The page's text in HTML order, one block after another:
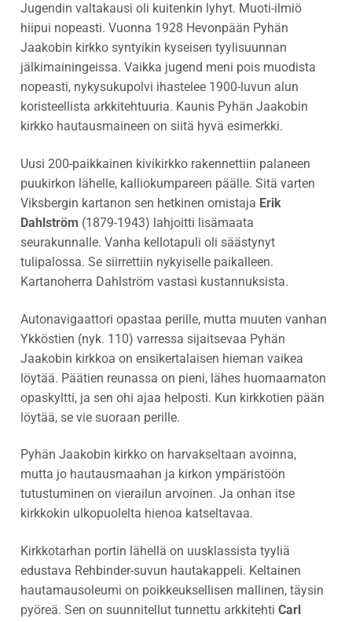
Jugendin valtakausi oli kuitenkin lyhyt. Muoti-ilmiö
hiipui nopeasti. Vuonna 1928 Hevonpään Pyhän
Jaakobin kirkko syntyikin kyseisen tyylisuunnan
jälkimainingeissa. Vaikka jugend meni pois muodista
nopeasti, nykysukupolvi ihastelee 1900-luvun alun
koristeellista arkkitehtuuria. Kaunis Pyhän Jaakobin
kirkko hautausmaineen on siitä hyvä esimerkki.
Uusi 200-paikkainen kivikirkko rakennettiin palaneen
puukirkon lähelle, kalliokumpareen päälle. Sitä varten
Viksbergin kartanon sen hetkinen omistaja Erik
Dahlström (1879-1943) lahjoitti lisämaata
seurakunnalle. Vanha kellotapuli oli säästynyt
tulipalossa. Se siirrettiin nykyiselle paikalleen.
Kartanoherra Dahlström vastasi kustannuksista.
Autonavigaattori opastaa perille, mutta muuten vanhan
Ykköstien (nyk. 110) varressa sijaitsevaa Pyhän
Jaakobin kirkkoa on ensikertalaisen hieman vaikea
löytää. Päätien reunassa on pieni, lähes huomaamaton
opaskyltti, ja sen ohi ajaa helposti. Kun kirkkotien pään
löytää, se vie suoraan perille.
Pyhän Jaakobin kirkko on harvakseltaan avoinna,
mutta jo hautausmaahan ja kirkon ympäristöön
tutustuminen on vierailun arvoinen. Ja onhan itse
kirkkokin ulkopuolelta hienoa katseltavaa.
Kirkkotarhan portin lähellä on uusklassista tyyliä
edustava Rehbinder-suvun hautakappeli. Keltainen
hautamausoleumi on poikkeuksellisen mallinen, täysin
pyöreä. Sen on suunnitellut tunnettu arkkitehti Carl